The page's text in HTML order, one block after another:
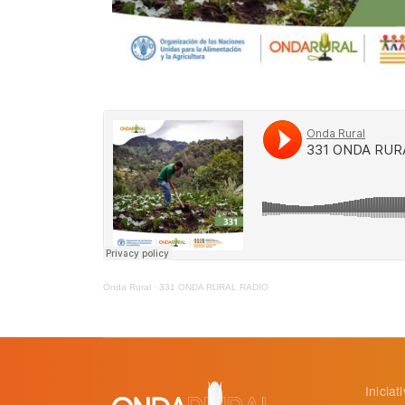
Onda Rural · 331 ONDA RURAL RADIO